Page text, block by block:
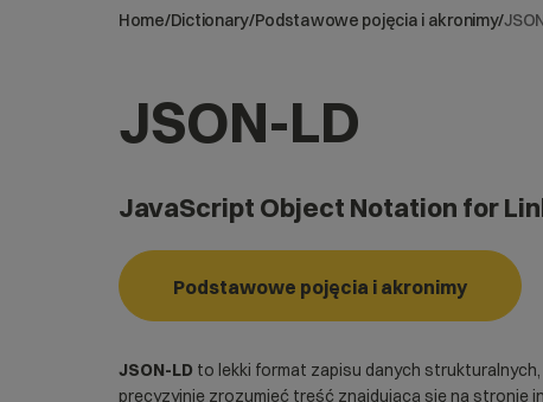
Home/Dictionary/Podstawowe pojęcia i akronimy/
JSON-LD
JavaScript Object Notation for
Podstawowe pojęcia i akronimy
JSON-LD to lekki format zapisu danych
precyzyjnie zrozumieć treść znajdującą się na stronie